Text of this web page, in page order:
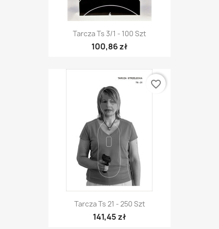
Tarcza Ts 3/1 - 100 Szt
100,86 zł
Tarcza Ts 21 - 250 Szt
141,45 zł
favorite_border